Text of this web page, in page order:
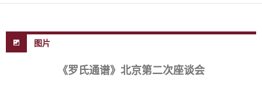
图片
《罗氏通谱》北京第二次座谈会